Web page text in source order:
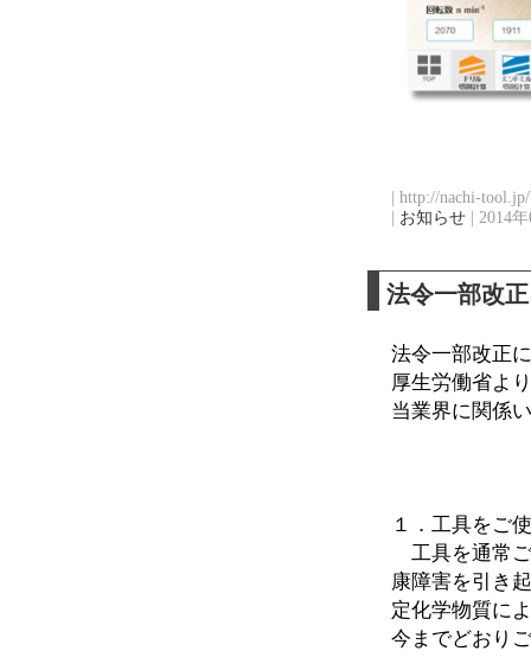
| http://nachi-
お知らせ | 2014
法令一部改
法令一部改正
厚生労働省よ
当業界に関係
１．工具をご
工具を通常
康障害を引き
定化学物質に
今までどおり